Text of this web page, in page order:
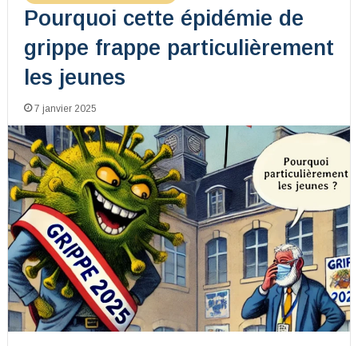
Pourquoi cette épidémie de
grippe frappe particulièrement
les jeunes
7 janvier 2025